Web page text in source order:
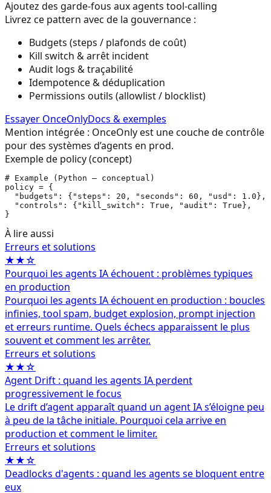
Ajoutez des garde-fous aux agents tool-calling
Livrez ce pattern avec de la gouvernance :
Budgets (steps / plafonds de coût)
Kill switch & arrêt incident
Audit logs & traçabilité
Idempotence & déduplication
Permissions outils (allowlist / blocklist)
Essayer OnceOnlyDocs & exemples
Mention intégrée : OnceOnly est une couche de contrôle
pour des systèmes d’agents en prod.
Exemple de policy (concept)
# Example (Python — conceptual)
policy = {
  "budgets": {"steps": 20, "seconds": 60, "usd": 1.0},
  "controls": {"kill_switch": True, "audit": True},
}
À lire aussi
Erreurs et solutions
★★☆
Pourquoi les agents IA échouent : problèmes typiques
en production
Pourquoi les agents IA échouent en production : boucles
infinies, tool spam, budget explosion, prompt injection
et erreurs runtime. Quels échecs apparaissent le plus
souvent et comment les arrêter.
Erreurs et solutions
★★☆
Agent Drift : quand les agents IA perdent
progressivement le focus
Le drift d’agent apparaît quand un agent IA s’éloigne peu
à peu de la tâche initiale. Pourquoi cela arrive en
production et comment le limiter.
Erreurs et solutions
★★☆
Deadlocks d'agents : quand les agents se bloquent entre
eux